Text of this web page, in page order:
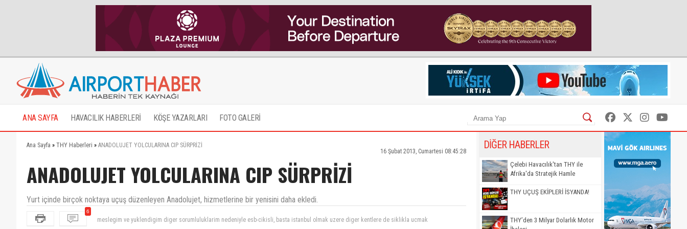
ANA SAYFA HAVACILIK HABERLERİ KÖŞE YAZARLARI FOTO GALERİ
Ana Sayfa » THY Haberleri » ANADOLUJET YOLCULARINA CIP SÜRPRİZİ
16 Şubat 2013, Cumartesi 08:45:28
ANADOLUJET YOLCULARINA CIP SÜRPRİZİ
Yurt içinde birçok noktaya uçuş düzenleyen Anadolujet, hizmetlerine bir yenisini daha ekledi.
6
Tokatçı thy
DİĞER HABERLER
Çelebi Havacılık'tan THY ile
Afrika'da Stratejik Hamle
THY UÇUŞ EKİPLERİ İSYANDA!
THY’den 3 Milyar Dolarlık Motor